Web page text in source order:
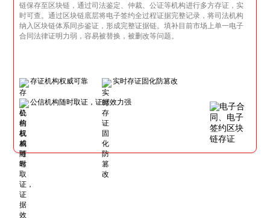
链保存至区块链，通过司法鉴定、仲裁、公证等机构进行多方存证，实
时可查。通过区块链底层将电子签约全过程证据完整记录，将司法机构
纳入区块链体系同步鉴证，形成完整证据链。填补目前市场上单一电子
合同法律证明力弱，容易被替换，被删改等问题。
存证机构权威可靠 实时存证固化防篡改
公信机构随时取证，证据效力强